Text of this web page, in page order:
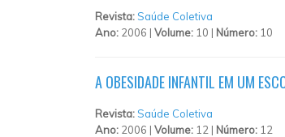
Revista:Saúde Coletiva
Ano: 2006 | Volume: 10 | Número: 10
A OBESIDADE INFANTIL EM UM
Revista:Saúde Coletiva
Ano: 2006 | Volume: 12 | Número: 12